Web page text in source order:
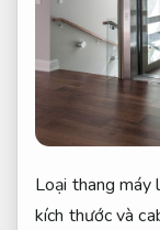
Loại thang máy
kích thước và